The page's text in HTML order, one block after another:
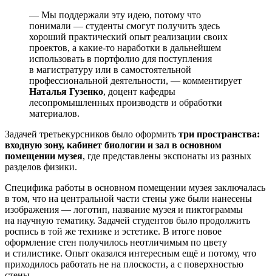
— Мы поддержали эту идею, потому что
понимали — студенты смогут получить здесь
хороший практический опыт реализации своих
проектов, а какие-то наработки в дальнейшем
использовать в портфолио для поступления
в магистратуру или в самостоятельной
профессиональной деятельности, — комментирует
Наталья Гузенко, доцент кафедры
лесопромышленных производств и обработки
материалов.
Задачей третьекурсников было оформить три пространства:
входную зону, кабинет биологии и зал в основном
помещении музея, где представлены экспонаты из разных
разделов физики.
Специфика работы в основном помещении музея заключалась
в том, что на центральной части стены уже были нанесены
изображения — логотип, название музея и пиктограммы
на научную тематику. Задачей студентов было продолжить
роспись в той же технике и эстетике. В итоге новое
оформление стен получилось неотличимым по цвету
и стилистике. Опыт оказался интересным ещё и потому, что
приходилось работать не на плоскости, а с поверхностью